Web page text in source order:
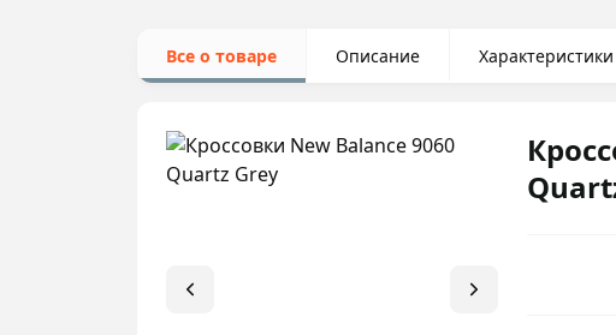
Все о товаре Описание Характеристики